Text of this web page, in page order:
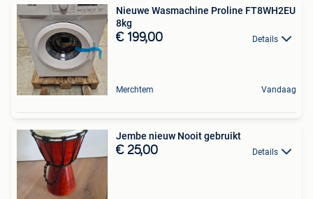
Nieuwe Wasmachine Proline FT8WH2EU
8kg
€ 199,00 Details
Merchtem Vandaag
Jembe nieuw Nooit gebruikt
€ 25,00 Details